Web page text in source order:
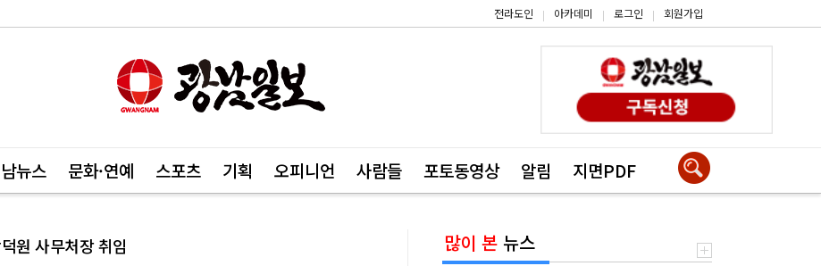
전라도인 | 아카데미 | 로그인 | 회원가입
뉴스 문화·연예 스포츠 기획 오피니언 사람들 포토동영상 알림 지면PDF
원 사무처장 취임 많이 본 뉴스